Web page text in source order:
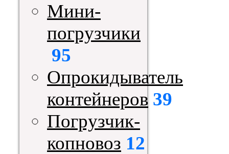
Мини-
погрузчики
95
Опрокидыватель
контейнеров 39
Погрузчик-
копновоз 12